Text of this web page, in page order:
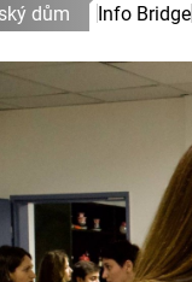
dům Info Bridge